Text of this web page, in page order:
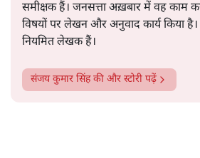
समीक्षक हैं। जनसत्ता अख़बार में वह काम
विषयों पर लेखन और अनुवाद कार्य किया
नियमित लेखक हैं।
संजय कुमार सिंहकी और स्टोरी पढ़ें